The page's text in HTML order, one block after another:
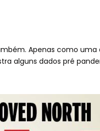
Apenas como
alguns dados pré